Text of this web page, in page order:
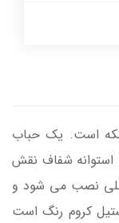
تکه است. یک حباب
استوانه شفاف نقش
نصب می شود و
کروم رنگ است